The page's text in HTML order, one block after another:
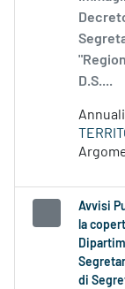
D.S....
Avvisi
la
di